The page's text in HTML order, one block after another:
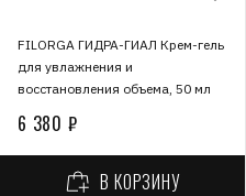
FILORGA ГИДРА-ГИАЛ Крем-гель
для увлажнения и
восстановления объема, 50 мл
6 380 ₽
В КОРЗИНУ